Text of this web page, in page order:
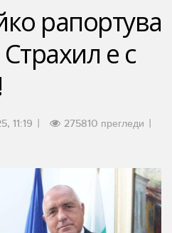
рапортува
е с
11:19
275810 прегледи